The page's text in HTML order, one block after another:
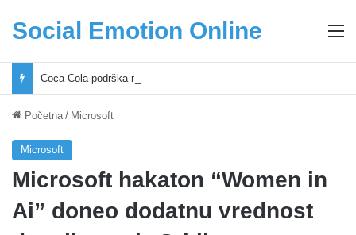
Social Emotion Online
Početna / Microsoft
Microsoft
Microsoft hakaton “Women in
Ai” doneo dodatnu vrednost